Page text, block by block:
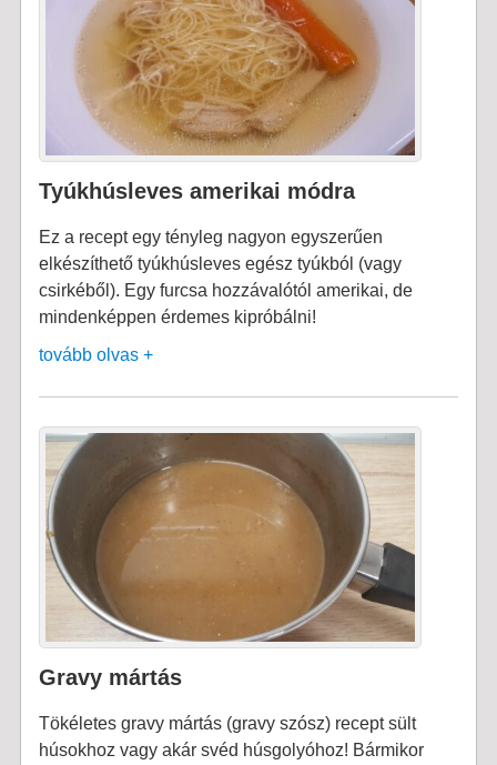
Tyúkhúsleves amerikai módra
Ez a recept egy tényleg nagyon egyszerűen
elkészíthető tyúkhúsleves egész tyúkból (vagy
csirkéből). Egy furcsa hozzávalótól amerikai, de
mindenképpen érdemes kipróbálni!
tovább olvas +
Gravy mártás
Tökéletes gravy mártás (gravy szósz) recept sült
húsokhoz vagy akár svéd húsgolyóhoz! Bármikor